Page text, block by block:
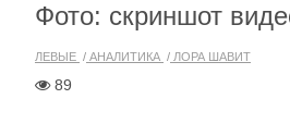
Фото: скриншот
ЛЕВЫЕ АНАЛИТИКА ЛОРА ШАВИТ
89